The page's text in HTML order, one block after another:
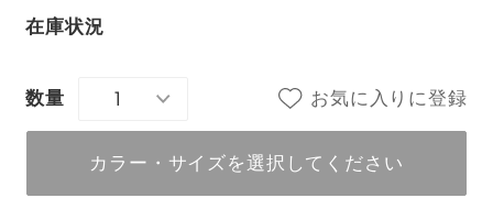
在庫状況
数量 1 お気に入りに登録
カラー・サイズを選択してください